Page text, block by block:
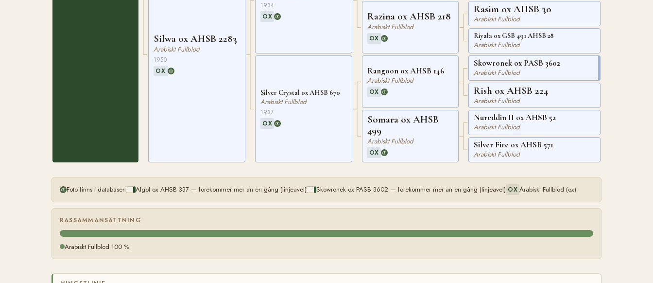
Silwa ox AHSB 2283
Arabiskt Fullblod
1950
OX
1934
OX
Silver Crystal ox AHSB 670
Arabiskt Fullblod
1937
OX
Razina ox AHSB 218
Arabiskt Fullblod
OX
Rangoon ox AHSB 146
Arabiskt Fullblod
OX
Somara ox AHSB
499
Arabiskt Fullblod
OX
Rasim ox AHSB 30
Arabiskt Fullblod
Riyala ox GSB 491 AHSB 28
Arabiskt Fullblod
Skowronek ox PASB 3602
Arabiskt Fullblod
Rish ox AHSB 224
Arabiskt Fullblod
Nureddin II ox AHSB 52
Arabiskt Fullblod
Silver Fire ox AHSB 571
Arabiskt Fullblod
Foto finns i databasen Algol ox AHSB 337 — förekommer mer än en gång (linjeavel) Skowronek ox PASB 3602 — förekommer mer än en gång (linjeavel) OX Arabiskt Fullblod (ox)
RASSAMMANSÄTTNING
Arabiskt Fullblod 100 %